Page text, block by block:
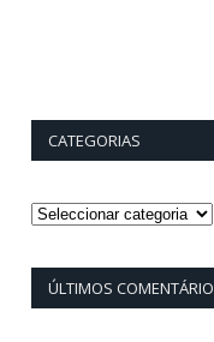
CATEGORIAS
Categorias
ÚLTIMOS